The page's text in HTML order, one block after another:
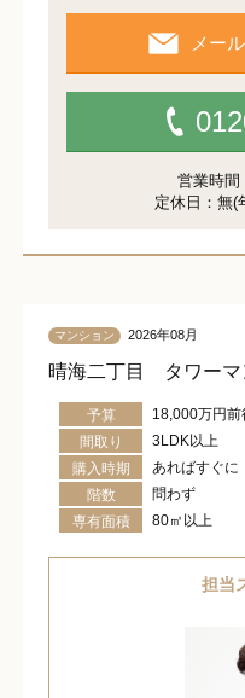
メー
営業時間
定休日：無(
マンション 2026年08月
晴海二丁目 タワーマ
予算
18,000万円前
間取り
3LDK以上
購入時期
あればすぐに
階数
問わず
専有面積
80㎡以上
担当